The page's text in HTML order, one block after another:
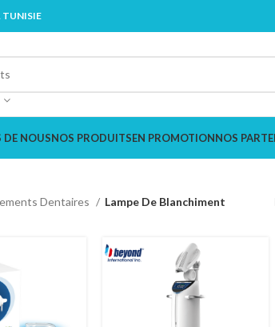
TUNISIE
DE NOUSNOS PRODUITSEN PROMOTIONNOS
Dentaires Lampe De Blanchiment